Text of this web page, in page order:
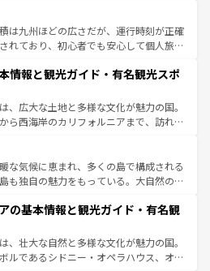
。
ぜひ体験してほしい。 なお、新着の
テンツ一覧を参照してほしい。
魅力がある。また、優雅なアフタヌーン
きにはたまらない英国パブ、サッカー観
らこそできる体験も豊富。イギリスを旅
てほしい。
は九州ほどの広さだが、運行時刻が正確
れており、初心者でも安心して個人旅行
残る町や、スイスならではのユニークな
ルプス観光だけでなく町歩きも満喫する
民の所得が高いため物価も高いが、旅行
提供のサービスもあり、うまく活用すれ
情報と観光ガイド・有名観光スポ
、広大な土地と多様な文化が魅力の国。
ら西海岸のカリフォルニアまで、訪れる
は、観光、ショッピング、エンターテイ
た刺激的なスポットだ。一方、アメリカ
広がり、グランドキャニオンやイエロー
ンズでは、音楽と美食が融合した独特の
者はアメリカの各地域で異なる魅力を楽
多様性と豊かな歴史を感じることができ
ロードトリップや列車の旅も、アメリカ
な気候に恵まれ、多くの島で構成される
も独自の魅力をもっている。大自然の神
い。また、定番の観光地といえばオアフ
然を求めるならマウイ島やカウアイ島が
ルドグリーンに輝く海をはじめ、豊かな
いている。「アロハスピリット」と呼ば
の基本情報と観光ガイド・有名観
、壮大な自然と多様な文化が魅力の国。
ルであるシドニー・オペラハウス、オー